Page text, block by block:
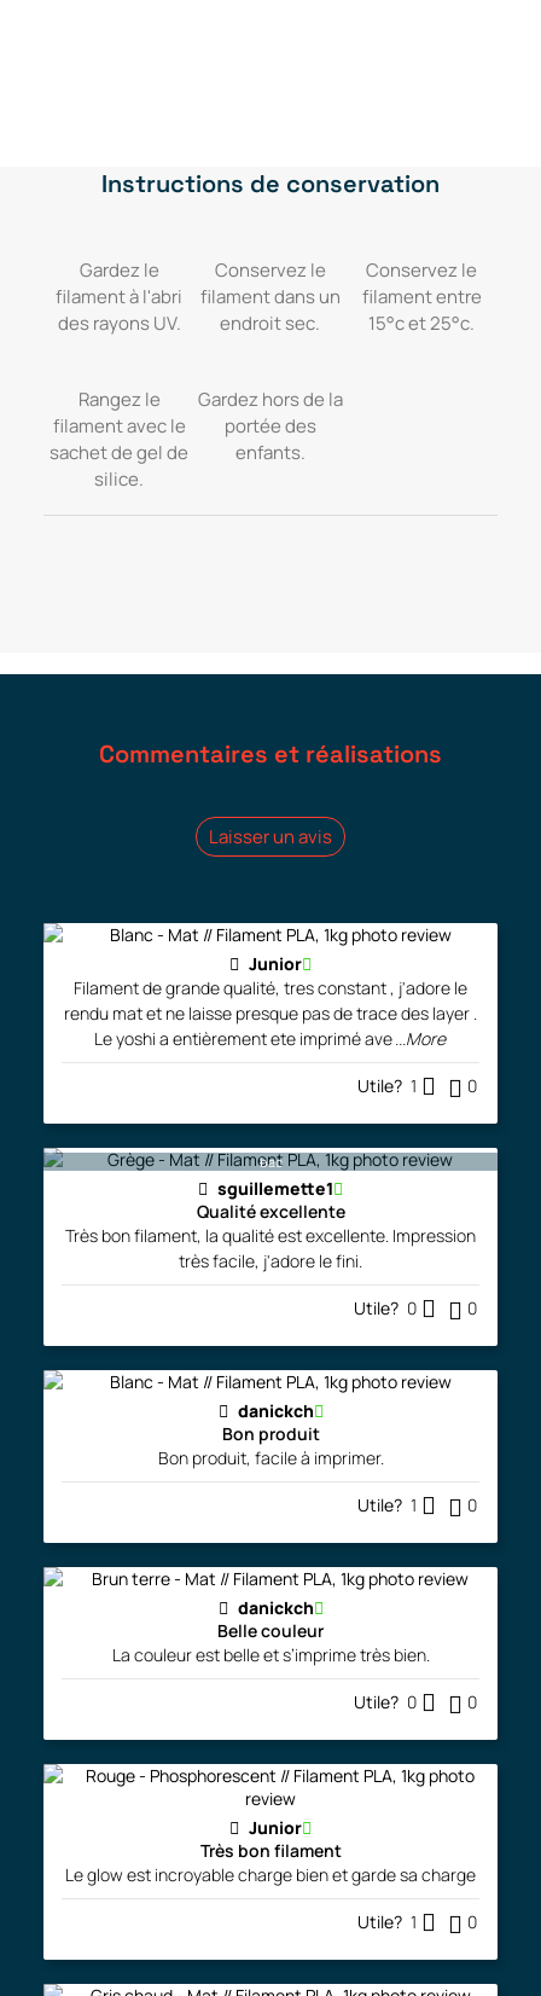
$
Instructions de conservation
Gardez le
filament à l'abri
des rayons UV.
Conservez le
filament dans un
endroit sec.
Conservez le
filament entre
15°c et 25°c.
Rangez le
filament avec le
sachet de gel de
silice.
Gardez hors de la
portée des
enfants.
Commentaires et réalisations
Laisser un avis
Junior
Filament de grande qualité, tres constant , j'adore le
rendu mat et ne laisse presque pas de trace des layer .
Le yoshi a entièrement ete imprimé ave...More
Utile? 1 0
bac
sguillemette1
Qualité excellente
Très bon filament, la qualité est excellente. Impression
très facile, j'adore le fini.
Utile? 0 0
danickch
Bon produit
Bon produit, facile à imprimer.
Utile? 1 0
danickch
Belle couleur
La couleur est belle et s’imprime très bien.
Utile? 0 0
Junior
Très bon filament
Le glow est incroyable charge bien et garde sa charge
Utile? 1 0